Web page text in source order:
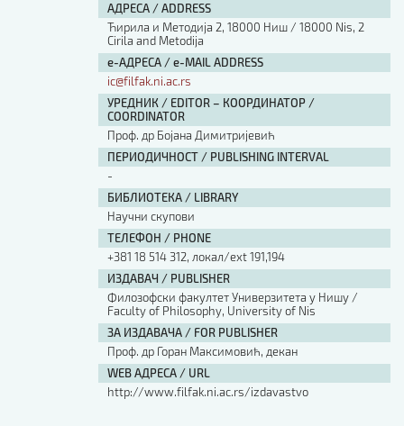
АДРЕСА / ADDRESS
Ћирила и Методија 2, 18000 Ниш / 18000 Nis, 2
Cirila and Metodija
е-АДРЕСА / e-MAIL ADDRESS
ic@filfak.ni.ac.rs
УРЕДНИК / EDITOR – КООРДИНАТОР /
COORDINATOR
Проф. др Бојана Димитријевић
ПЕРИОДИЧНОСТ / PUBLISHING INTERVAL
-
БИБЛИОТЕКА / LIBRARY
Научни скупови
ТЕЛЕФОН / PHONE
+381 18 514 312, локал/ext 191,194
ИЗДАВАЧ / PUBLISHER
Филозофски факултет Универзитета у Нишу /
Faculty of Philosophy, University of Nis
ЗА ИЗДАВАЧА / FOR PUBLISHER
Проф. др Горан Максимовић, декан
WEB АДРЕСА / URL
http://www.filfak.ni.ac.rs/izdavastvo